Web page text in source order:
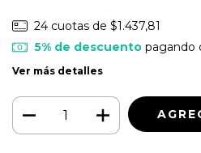
24 cuotas de $1.437,81
5% de descuentopagando
Ver más detalles